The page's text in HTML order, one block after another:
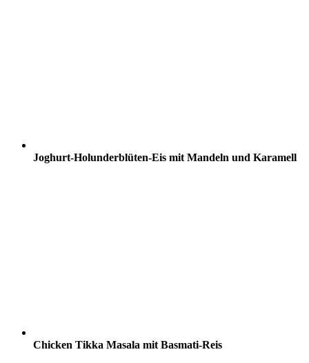
Joghurt-Holunderblüten-Eis mit Mandeln und Karamell
Chicken Tikka Masala mit Basmati-Reis